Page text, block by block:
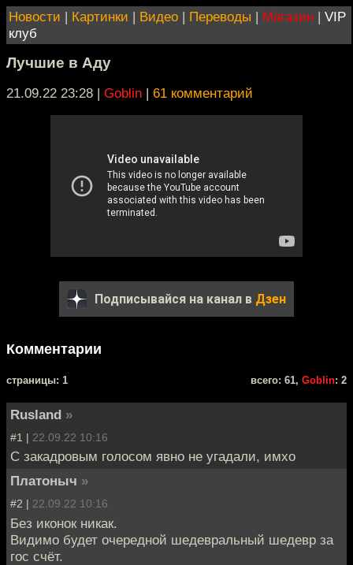
Новости | Картинки | Видео | Переводы | Магазин | VIP
клуб
Лучшие в Аду
21.09.22 23:28 | Goblin | 61 комментарий
Подписывайся на канал в Дзен
Комментарии
cтраницы: 1 всего: 61, Goblin: 2
Rusland »
#1 | 22.09.22 10:16
C закадровым голосом явно не угадали, имхо
Платоныч »
#2 | 22.09.22 10:16
Без иконок никак.
Видимо будет очередной шедевральный шедевр за
гос счёт.